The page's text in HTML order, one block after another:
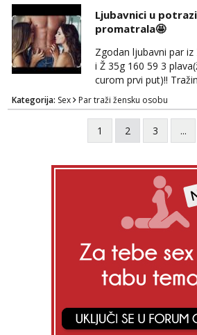
za brz dogovor
Ljubavnici u
promatrala🤩
Zgodan ljubavni par
i Ž 35g 160 59 3
curom prvi put)!!
curu koja bi nas
žestok odnos. Može
mora.Bitno da
bez upoznavanja
goo smo do 15.8
druziti,javi se na mail il...
Kategorija: Sex Par traži žensku osobu
1 2 3 ...